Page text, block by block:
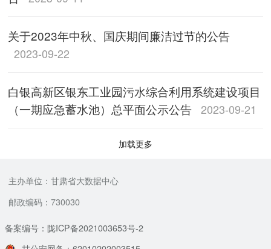
关于2023年中秋、国庆期间廉洁过节的公告
2023-09-22
白银高新区银东工业园污水综合利用系统建设项目
（一期应急蓄水池）总平面公示公告 2023-09-21
加载更多
主办单位：甘肃省大数据中心
邮政编码：730030
备案编号：陇ICP备2021003653号-2